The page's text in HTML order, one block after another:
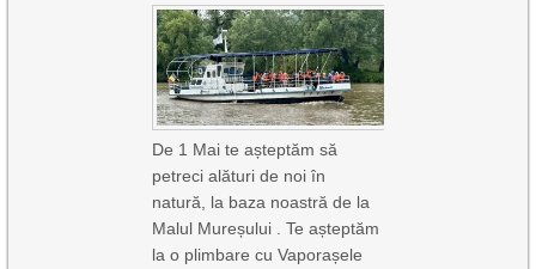
De 1 Mai te așteptăm să
petreci alături de noi în
natură, la baza noastră de la
Malul Mureșului . Te așteptăm
la o plimbare cu Vaporașele